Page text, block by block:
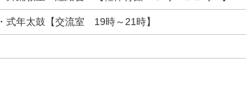
・式年太鼓【交流室 19時～21時】